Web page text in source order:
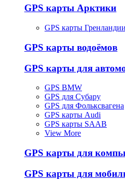
GPS карты Арктики
GPS карты Гренландии
GPS карты водоёмов
GPS карты для
GPS BMW
GPS для Субару
GPS для Фольксвагена
GPS карты Audi
GPS карты SAAB
View More
GPS карты для
GPS карты для